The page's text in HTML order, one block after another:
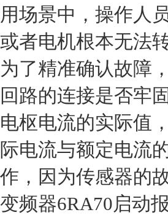
用场景中，操作人
或者电机根本无法
为了精准确认故障
回路的连接是否牢
电枢电流的实际值
际电流与额定电流
作，因为传感器的
变频器6RA70启动